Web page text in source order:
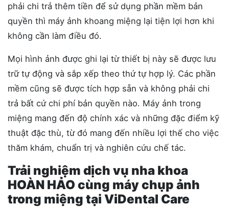
phải chi trả thêm tiền để sử dụng phần mềm bản
quyền thì máy ảnh khoang miệng lại tiện lợi hơn khi
không cần làm điều đó.
Mọi hình ảnh được ghi lại từ thiết bị này sẽ được lưu
trữ tự động và sắp xếp theo thứ tự hợp lý. Các phần
mềm cũng sẽ được tích hợp sẵn và không phải chi
trả bất cứ chi phí bản quyền nào. Máy ảnh trong
miệng mang đến độ chính xác và những đặc điểm kỹ
thuật đặc thù, từ đó mang đến nhiều lợi thế cho việc
thăm khám, chuẩn trị và nghiên cứu chế tác.
Trải nghiệm dịch vụ nha khoa
HOÀN HẢO cùng máy chụp ảnh
trong miệng tại ViDental Care